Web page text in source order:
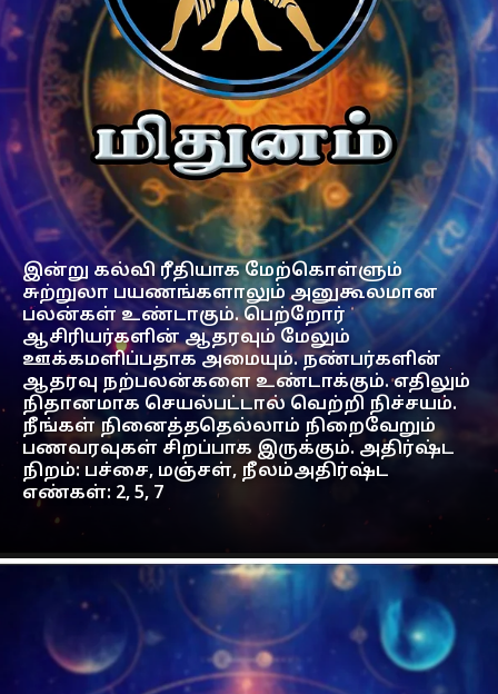
இன்று கல்வி ரீதியாக மேற்கொள்ளும்
சுற்றுலா பயணங்களாலும் அனுகூலமான
பலன்கள் உண்டாகும். பெற்றோர்
ஆசிரியர்களின் ஆதரவும் மேலும்
ஊக்கமளிப்பதாக அமையும். நண்பர்களின்
ஆதரவு நற்பலன்களை உண்டாக்கும். எதிலும்
நிதானமாக செயல்பட்டால் வெற்றி நிச்சயம்.
நீங்கள் நினைத்ததெல்லாம் நிறைவேறும்
பணவரவுகள் சிறப்பாக இருக்கும். அதிர்ஷ்ட
நிறம்: பச்சை, மஞ்சள், நீலம்அதிர்ஷ்ட
எண்கள்: 2, 5, 7